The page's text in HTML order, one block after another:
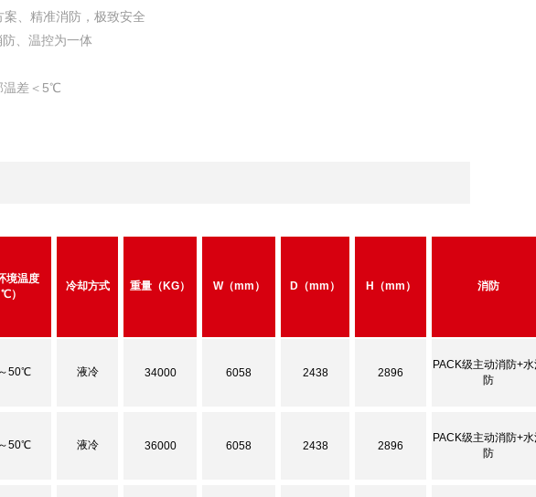
、精准消防，极致安全
、温控为一体
温差＜5℃
境温度
℃）
冷却方式 重量（KG） W（mm） D（mm） H（mm） 消防
50℃ 液冷 34000 6058 2438 2896
PACK级主动消防+水
防
50℃ 液冷 36000 6058 2438 2896
PACK级主动消防+水
防